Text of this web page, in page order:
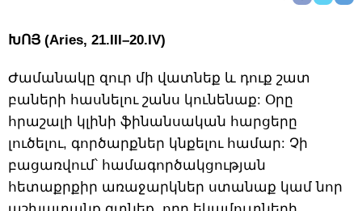
ԽՈՅ (Aries, 21.III–20.IV)
Ժամանակը զուր մի վատնեք և դուք շատ
բաների հասնելու շանս կունենաք: Օրը
հրաշալի կլինի ֆինանսական հարցերը
լուծելու, գործարքներ կնքելու համար: Չի
բացառվում՝ համագործակցության
հետաքրքիր առաջարկներ ստանաք կամ նոր